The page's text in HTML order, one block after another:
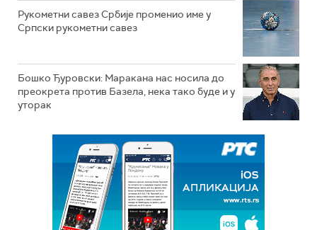
Рукометни савез Србије променио име у
Српски рукометни савез
Бошко Ђуровски: Маракана нас носила до
преокрета против Базела, нека тако буде и у
уторак